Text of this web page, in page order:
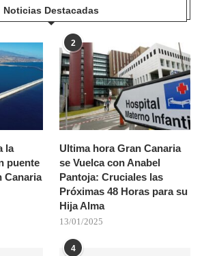
Noticias Destacadas
la
puente
Canaria
2
Ultima hora Gran Canaria
se Vuelca con Anabel
Pantoja: Cruciales las
Próximas 48 Horas para su
Hija Alma
13/01/2025
4